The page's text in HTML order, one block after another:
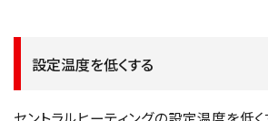
設定温度を低くする